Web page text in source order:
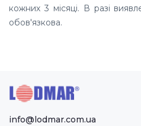
кожних 3 місяці. В разі
обов'язкова.
info@lodmar.com.ua